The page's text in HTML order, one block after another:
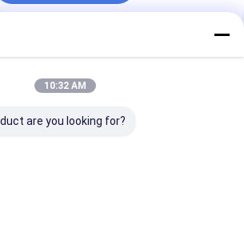
10:32 AM
are you looking for?